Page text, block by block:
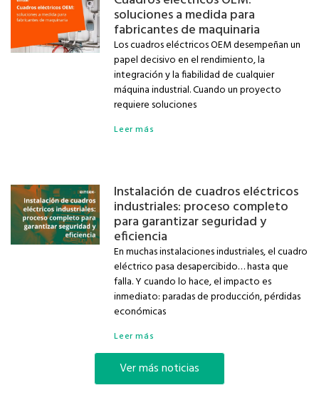
soluciones a medida para
fabricantes de maquinaria
Los cuadros eléctricos OEM desempeñan un
papel decisivo en el rendimiento, la
integración y la fiabilidad de cualquier
máquina industrial. Cuando un proyecto
requiere soluciones
Leer más
Instalación de cuadros eléctricos
industriales: proceso completo
para garantizar seguridad y
eficiencia
En muchas instalaciones industriales, el cuadro
eléctrico pasa desapercibido… hasta que
falla. Y cuando lo hace, el impacto es
inmediato: paradas de producción, pérdidas
económicas
Leer más
Ver más noticias